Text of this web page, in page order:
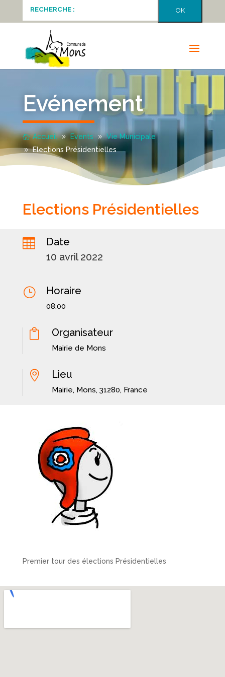
Evénement
Accueil Events
Vie Municipale
Elections Présidentielles
Elections Présidentielles

Date
10 avril 2022
} Horaire
08:00
 Organisateur
Mairie de Mons
 Lieu
Mairie, Mons, 31280, France
Premier tour des élections Présidentielles